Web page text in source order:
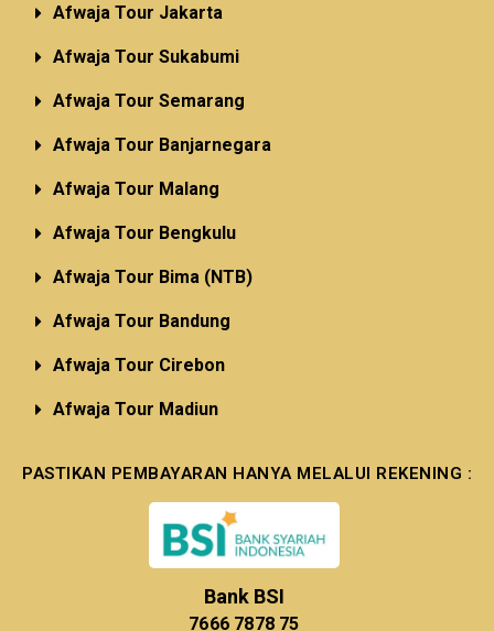
Afwaja Tour Jakarta
Afwaja Tour Sukabumi
Afwaja Tour Semarang
Afwaja Tour Banjarnegara
Afwaja Tour Malang
Afwaja Tour Bengkulu
Afwaja Tour Bima (NTB)
Afwaja Tour Bandung
Afwaja Tour Cirebon
Afwaja Tour Madiun
PASTIKAN PEMBAYARAN HANYA MELALUI REKENING :
Bank BSI
7666 7878 75